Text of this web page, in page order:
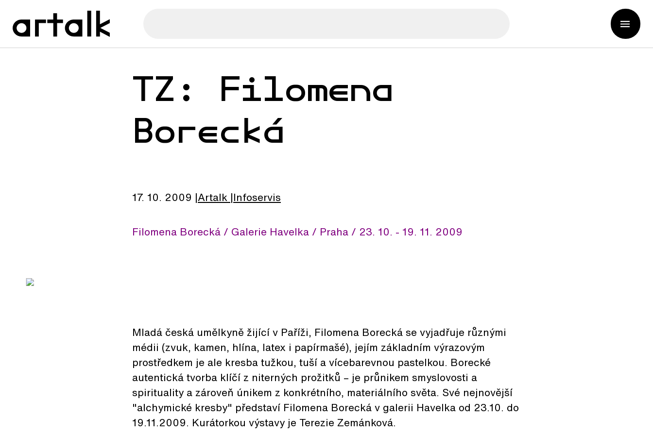
TZ: Filomena
Borecká
17. 10. 2009 Artalk Infoservis
Filomena Borecká / Galerie Havelka / Praha / 23. 10. - 19. 11. 2009
Mladá česká umělkyně žijící v Paříži, Filomena Borecká se vyjadřuje různými
médii (zvuk, kamen, hlína, latex i papírmašé), jejím základním výrazovým
prostředkem je ale kresba tužkou, tuší a vícebarevnou pastelkou. Borecké
autentická tvorba klíčí z niterných prožitků – je průnikem smyslovosti a
spirituality a zároveň únikem z konkrétního, materiálního světa. Své nejnovější
"alchymické kresby" představí Filomena Borecká v galerii Havelka od 23.10. do
19.11.2009. Kurátorkou výstavy je Terezie Zemánková.